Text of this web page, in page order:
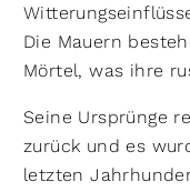
Die Mauern
Mörtel, was ihre
Seine Ursprünge
zurück und es
letzten